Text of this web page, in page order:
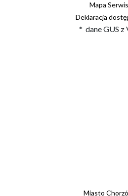
Mapa
Deklaracja
* dane GUS z
Miasto